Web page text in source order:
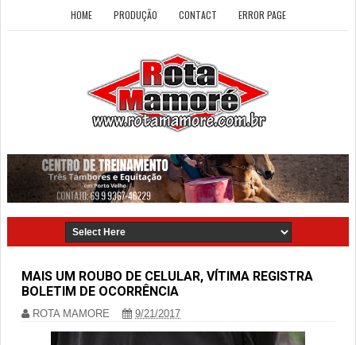
HOME PRODUÇÃO CONTACT ERROR PAGE
MAIS UM ROUBO DE CELULAR, VÍTIMA REGISTRA
BOLETIM DE OCORRÊNCIA
ROTA MAMORE 9/21/2017